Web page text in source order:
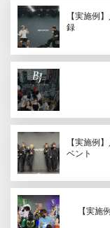
【実施例
録
【実施例
ベント
【実施